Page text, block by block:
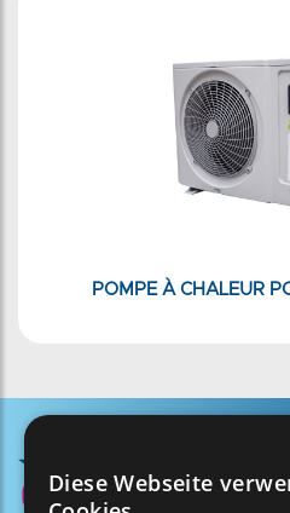
POMPE À CHALEUR
Diese Webseite